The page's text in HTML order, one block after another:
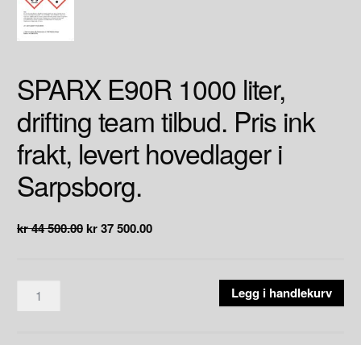
SPARX E90R 1000 liter,
drifting team tilbud. Pris ink
frakt, levert hovedlager i
Sarpsborg.
kr44 500.00Opprinnelig
kr37 500.00Nåværende
SPARX
Legg i handlekurv